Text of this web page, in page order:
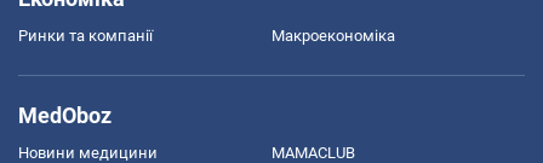
Ринки та компанії Макроекономіка
MedOboz
Новини медицини MAMACLUB